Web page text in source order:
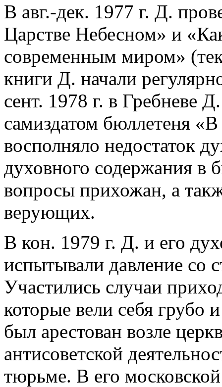
В авг.-дек. 1977 г. Д.
Царстве Небесном» и
современным миром»
книги Д. начали
сент. 1978 г. в Гребневе
самиздатом бюллетеня
восполняло недостаток
духовного содержания в
вопросы прихожан, а
верующих.
В кон. 1979 г. Д. и его
испытывали давление со
Участились случаи
которые вели себя
был арестован возле
антисоветской
тюрьме. В его